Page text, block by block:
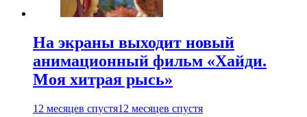
На экраны выходит новый
анимационный фильм «Хайди.
Моя хитрая рысь»
12 месяцев спустя12 месяцев спустя